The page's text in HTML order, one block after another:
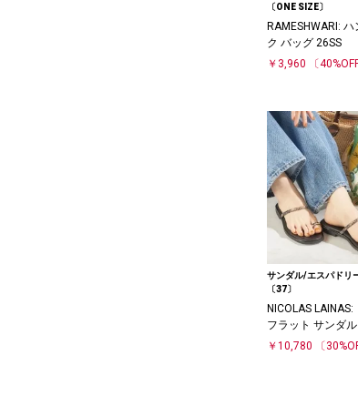
〔ONE SIZE〕
RAMESHWARI: ハ
ク バッグ 26SS
￥3,960
〔
サンダル/エスパドリ
〔37〕
NICOLAS LAINAS:
フラット サンダル
￥10,780
〔